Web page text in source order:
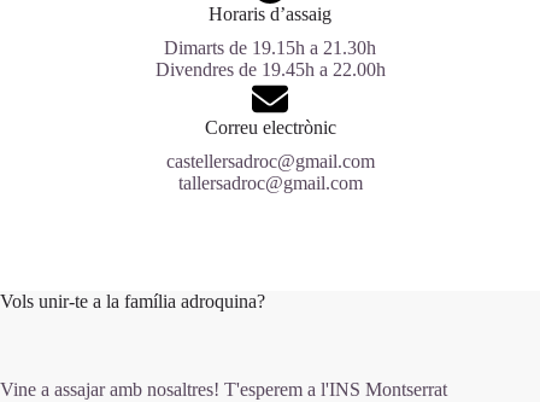
Horaris d’assaig
Dimarts de 19.15h a 21.30h
Divendres de 19.45h a 22.00h
Correu electrònic
castellersadroc@gmail.com
tallersadroc@gmail.com
Vols unir-te a la família adroquina?
Vine a assajar amb nosaltres! T'esperem a l'INS Montserrat